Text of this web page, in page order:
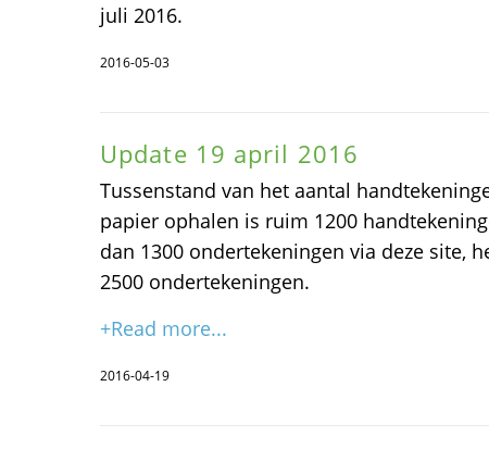
juli 2016.
2016-05-03
Update 19 april 2016
Tussenstand van het aantal
papier ophalen is ruim 1200
dan 1300 ondertekeningen via deze site,
2500 ondertekeningen.
+Read more...
2016-04-19